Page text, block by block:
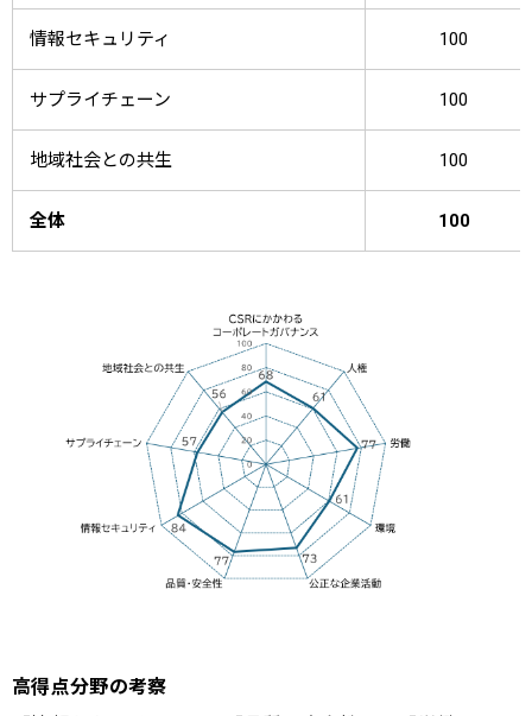
情報セキュリティ 100
サプライチェーン 100
地域社会との共生 100
全体 100
高得点分野の考察